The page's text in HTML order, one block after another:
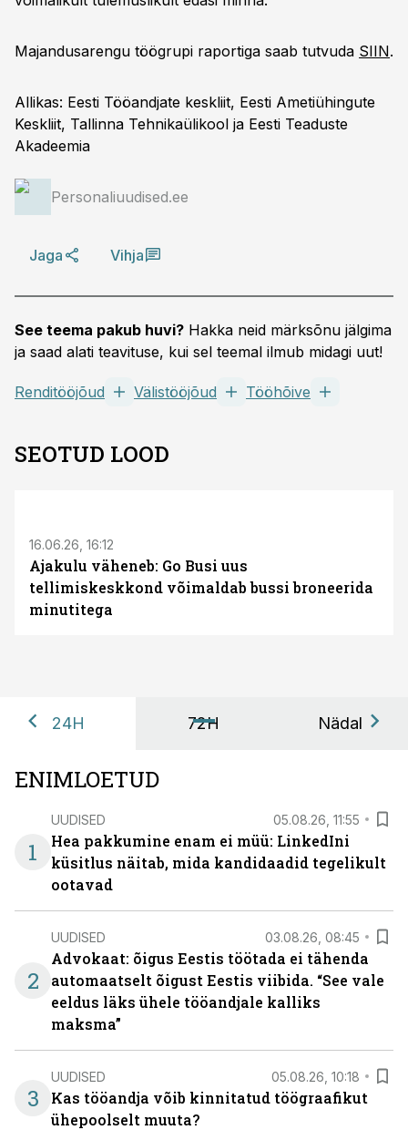
Majandusarengu töögrupi raportiga saab tutvuda SIIN.
Allikas: Eesti Tööandjate keskliit, Eesti Ametiühingute
Keskliit, Tallinna Tehnikaülikool ja Eesti Teaduste
Akadeemia
Personaliuudised.ee
Jaga Vihja
See teema pakub huvi? Hakka neid märksõnu jälgima
ja saad alati teavituse, kui sel teemal ilmub midagi uut!
Renditööjõud Välistööjõud Tööhõive
SEOTUD LOOD
16.06.26, 16:12
Ajakulu väheneb: Go Busi uus
tellimiskeskkond võimaldab bussi broneerida
minutitega
24H 72H Nädal
ENIMLOETUD
1
UUDISED 05.08.26, 11:55
Hea pakkumine enam ei müü: LinkedIni
küsitlus näitab, mida kandidaadid tegelikult
ootavad
2
UUDISED 03.08.26, 08:45
Advokaat: õigus Eestis töötada ei tähenda
automaatselt õigust Eestis viibida. “See vale
eeldus läks ühele tööandjale kalliks
maksma”
3
UUDISED 05.08.26, 10:18
Kas tööandja võib kinnitatud töögraafikut
ühepoolselt muuta?